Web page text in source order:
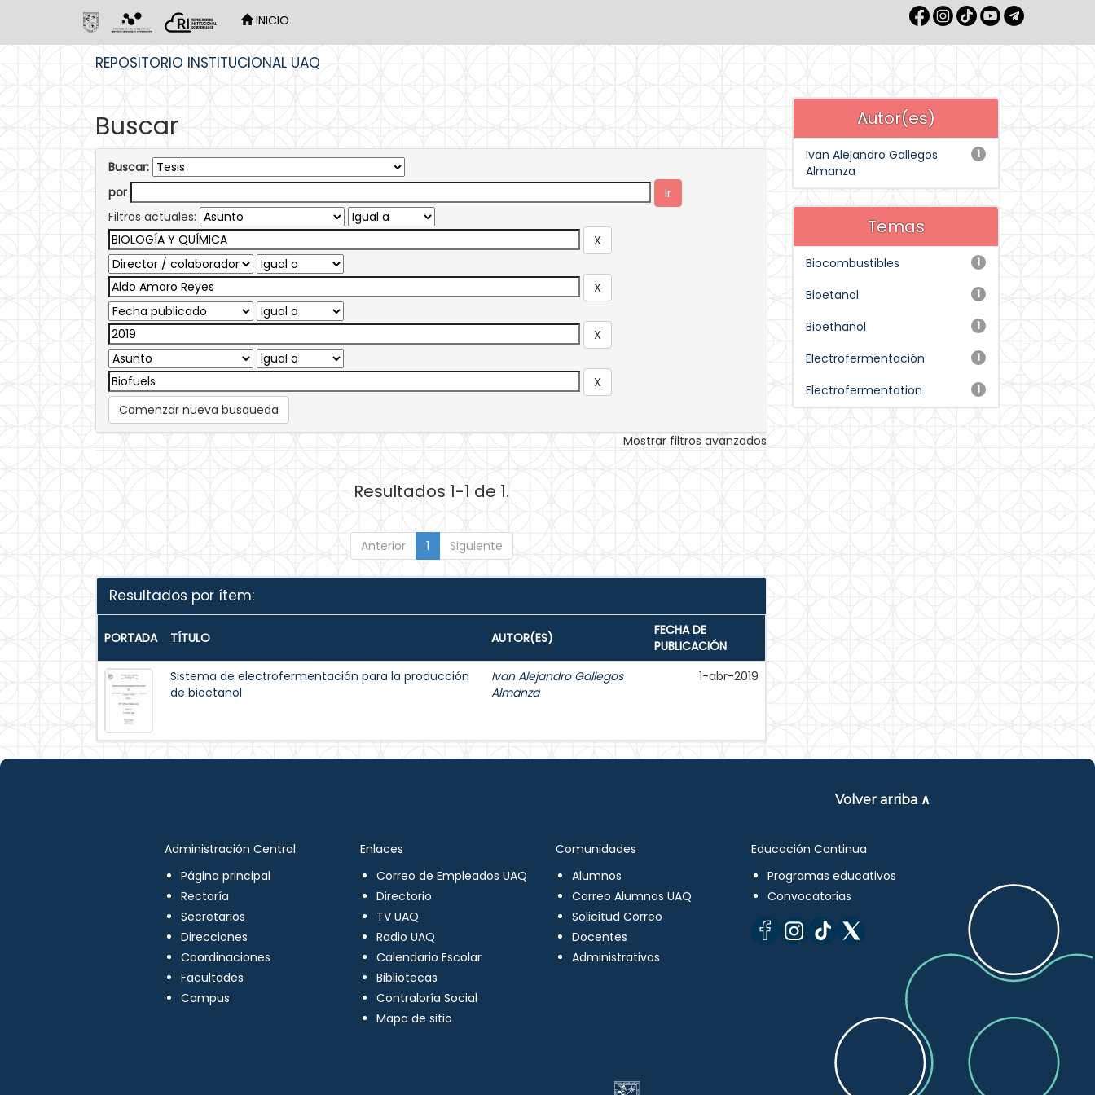
INICIO
REPOSITORIO INSTITUCIONAL UAQ
Buscar
Buscar:
por
Filtros actuales:
Comenzar nueva busqueda
Mostrar filtros avanzados
Resultados 1-1 de 1.
Anterior 1 Siguiente
Resultados por ítem:
PORTADA TÍTULO AUTOR(ES)
FECHA DE
PUBLICACIÓN
Sistema de electrofermentación para la producción
de bioetanol
Ivan Alejandro Gallegos
Almanza
1-abr-2019
Autor(es)
1
Ivan Alejandro Gallegos
Almanza
Temas
1
Biocombustibles
1
Bioetanol
1
Bioethanol
1
Electrofermentación
1
Electrofermentation
Volver arriba ∧
Administración Central
Página principal
Rectoría
Secretarios
Direcciones
Coordinaciones
Facultades
Campus
Enlaces
Correo de Empleados UAQ
Directorio
TV UAQ
Radio UAQ
Calendario Escolar
Bibliotecas
Contraloría Social
Mapa de sitio
Comunidades
Alumnos
Correo Alumnos UAQ
Solicitud Correo
Docentes
Administrativos
Educación Continua
Programas educativos
Convocatorias